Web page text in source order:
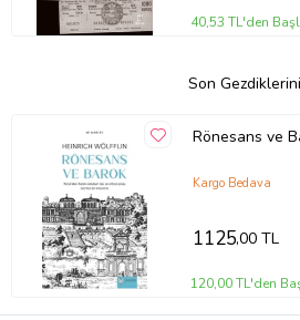
40,53 TL'den
Son
Rönesans ve
Kargo Bedava
1125,00 TL
120,00 TL'den